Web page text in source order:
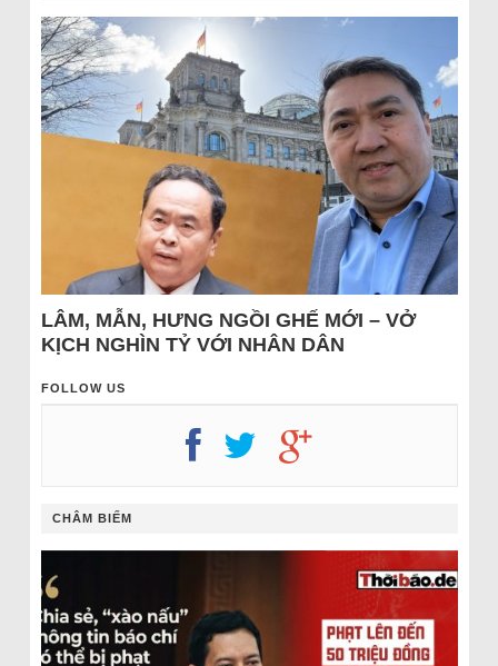
LÂM, MẪN, HƯNG NGỒI GHẾ MỚI – VỞ
KỊCH NGHÌN TỶ VỚI NHÂN DÂN
FOLLOW US
CHÂM BIẾM